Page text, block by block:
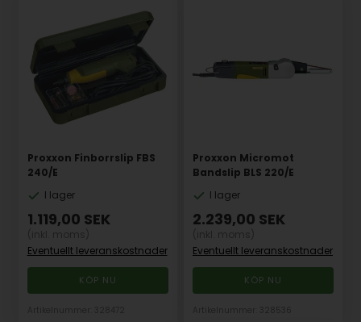
Proxxon Finborrslip FBS
240/E
I lager
1.119,00 SEK
Eventuellt leveranskostnader
Proxxon Micromot
Bandslip BLS 220/E
I lager
2.239,00 SEK
Eventuellt leveranskostnader